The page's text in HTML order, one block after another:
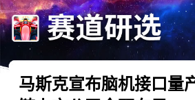
马斯克宣布脑机接口量